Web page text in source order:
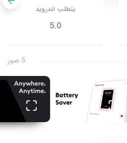
يتطلب اندرويد
5.0
5 صور